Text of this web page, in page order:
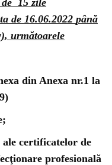
de 15 zile
de 16.06.2022 până
, următoarele
din Anexa nr.1 la
certificatelor de
profesională